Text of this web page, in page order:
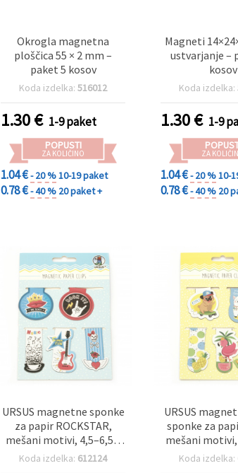
Okrogla magnetna
ploščica 55 × 2 mm –
paket 5 kosov
Koda izdelka:516012
1.30€ 1-9 paket
POPUSTI
ZA KOLIČINO
1.04 €- 20 %10-19 paket
0.78 €- 40 % 20 paket +
Magneti
ustvarjanje –
kosov
Koda izdelka:
1.30€ 1-9
ZA
1.04 €- 20 %10-
0.78 €- 40 % 20
URSUS magnetne sponke
za papir ROCKSTAR,
mešani motivi, 4,5–6,5 x
2–4,2 cm, set 5 kosov
Koda izdelka: 612124
URSUS
sponke za
mešani motivi,
2–4,2 cm,
Koda izdelka: